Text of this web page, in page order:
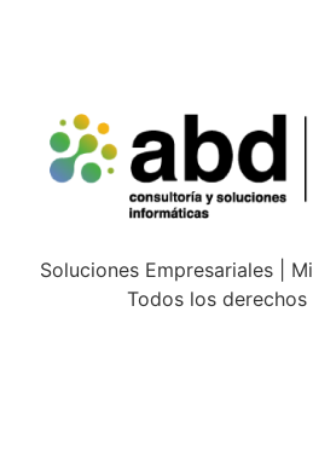
Soluciones Empresariales |
Todos los